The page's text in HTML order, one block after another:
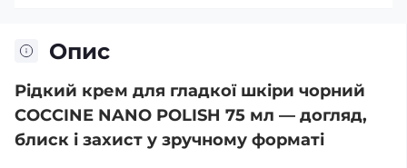
Опис
Рідкий крем для гладкої шкіри чорний
COCCINE NANO POLISH 75 мл — догляд,
блиск і захист у зручному форматі